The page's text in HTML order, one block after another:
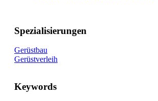
Spezialisierungen
Gerüstbau
Gerüstverleih
Keywords